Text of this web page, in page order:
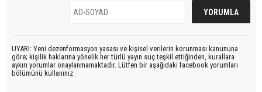
UYARI: Yeni dezenformasyon yasası ve kişisel verilerin korunması kanununa
göre; kişilik haklarına yönelik her türlü yayın suç teşkil ettiğinden, kurallara
aykırı yorumlar onaylanmamaktadır. Lütfen bir aşağıdaki facebook yorumları
bölümünü kullanınız